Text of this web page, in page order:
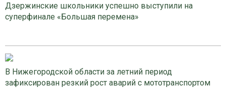
Дзержинские школьники успешно выступили на
суперфинале «Большая перемена»
В Нижегородской области за летний период
зафиксирован резкий рост аварий с мототранспортом